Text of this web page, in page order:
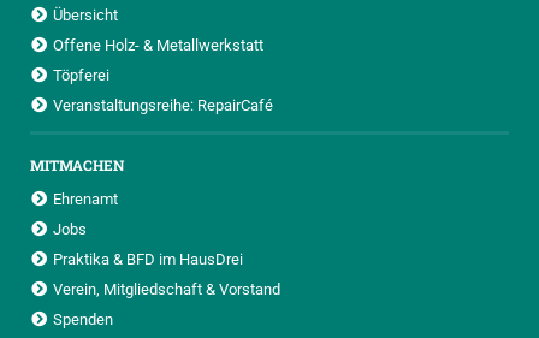
Übersicht
Offene Holz- & Metallwerkstatt
Töpferei
Veranstaltungsreihe: RepairCafé
MITMACHEN
Ehrenamt
Jobs
Praktika & BFD im HausDrei
Verein, Mitgliedschaft & Vorstand
Spenden